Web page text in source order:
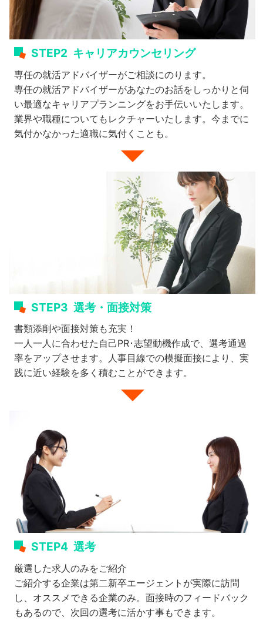
STEP2 キャリアカウンセリング
専任の就活アドバイザーがご相談にのります。
専任の就活アドバイザーがあなたのお話をしっかりと伺
い最適なキャリアプランニングをお手伝いいたします。
業界や職種についてもレクチャーいたします。今までに
気付かなかった適職に気付くことも。
STEP3 選考・面接対策
書類添削や面接対策も充実！
一人一人に合わせた自己PR･志望動機作成で、選考通過
率をアップさせます。人事目線での模擬面接により、実
践に近い経験を多く積むことができます。
STEP4 選考
厳選した求人のみをご紹介
ご紹介する企業は第二新卒エージェントが実際に訪問
し、オススメできる企業のみ。面接時のフィードバック
もあるので、次回の選考に活かす事もできます。